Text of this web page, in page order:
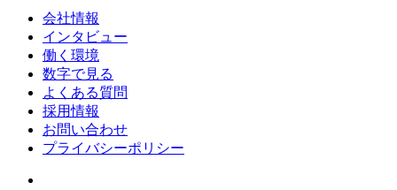
会社情報
インタビュー
働く環境
数字で見る
よくある質問
採用情報
お問い合わせ
プライバシーポリシー